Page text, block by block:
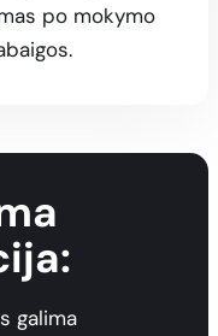
po mokymo
galima